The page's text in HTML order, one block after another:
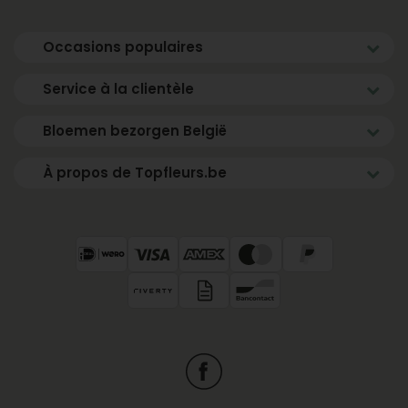
✔ Garantie de fraîcheur 7 jours
✔ Paiement après livraison, également pour les
professionnels
✔ Toujours livré dans l’eau
Contenu du bouquet
• Chrysanthèmes santini
• Germinis rouges à cœur noir
• Lisianthus bleus doubles
Occasions populaires
Service à la clientèle
Bloemen bezorgen België
À propos de Topfleurs.be